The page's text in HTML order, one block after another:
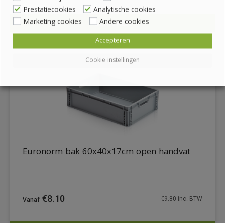
BEKIJKEN
Euronorm bak 60x40x17cm open handvat
€8.10 €9.80 inc. BTW
Prestatiecookies
Analytische cookies
Marketing cookies
Andere cookies
Cookie instellingen
Accepteren